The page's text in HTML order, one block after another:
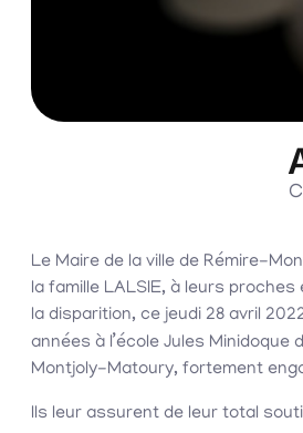
Le Maire de la ville de Rémire-
la famille LALSIE, à leurs
la disparition, ce jeudi 28 avril
années à l’école Jules
Montjoly-Matoury, fortement
Ils leur assurent de leur total